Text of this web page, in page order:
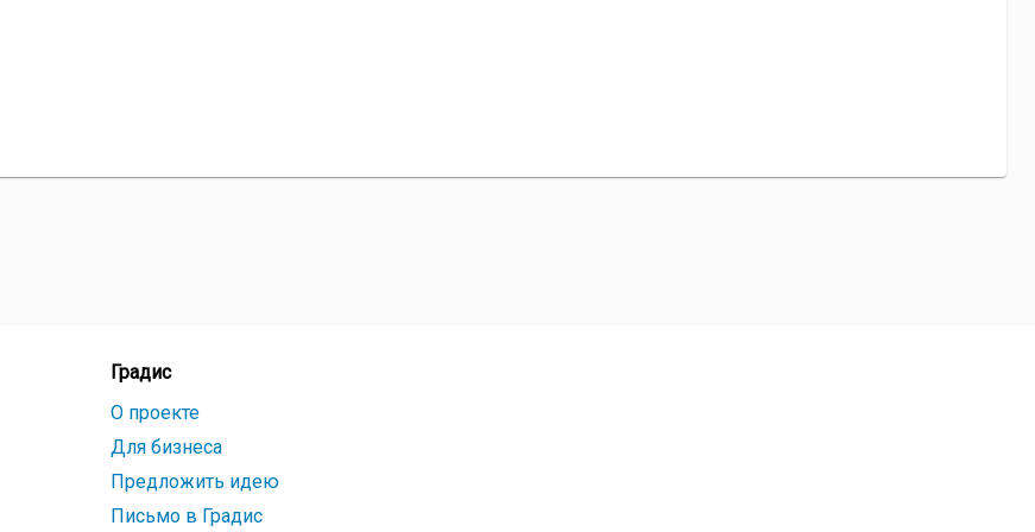
Градис
О проекте
Для бизнеса
Предложить идею
Письмо в Градис